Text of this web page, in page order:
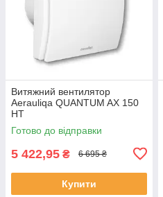
Витяжний вентилятор
Aerauliqa QUANTUM AX 150
HT
Готово до відправки
5 422,95 ₴ 6 695 ₴
Купити